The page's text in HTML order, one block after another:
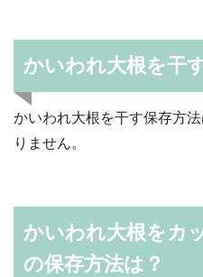
かいわれ大根を干
かいわれ大根を干す保存方
りません。
かいわれ大根をカ
の保存方法は？